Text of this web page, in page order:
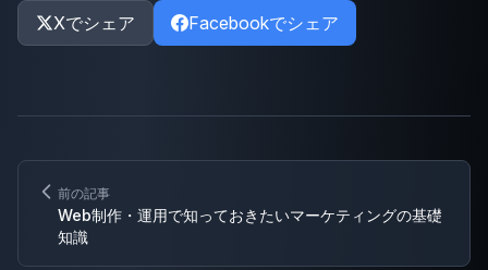
Xでシェア Facebookでシェア
前の記事
Web制作・運用で知っておきたいマーケティングの基礎
知識